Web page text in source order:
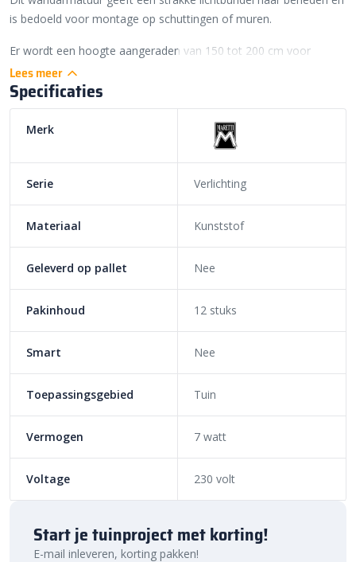
is bedoeld voor montage op schuttingen of muren.
Er wordt een hoogte aangeraden van 150 tot 200 cm voor
optimale verlichten van bovenaf van beplanting bijvoorbeeld.
De producteigenschappen van de Wake Down
Led
Zwart
Lees meer
Specificaties
Merk
Serie Verlichting
Materiaal Kunststof
Geleverd op pallet Nee
Pakinhoud 12 stuks
Smart Nee
Toepassingsgebied Tuin
Vermogen 7 watt
Voltage 230 volt
Start je tuinproject met korting!
E-mail inleveren, korting pakken!